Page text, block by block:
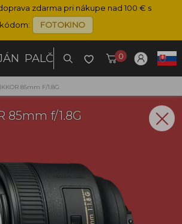
zdarma pri nákupe nad 100 € s
kódom:
FOTOKINO
PALČO 0
85mm F/1.8G
85mm f/1.8G